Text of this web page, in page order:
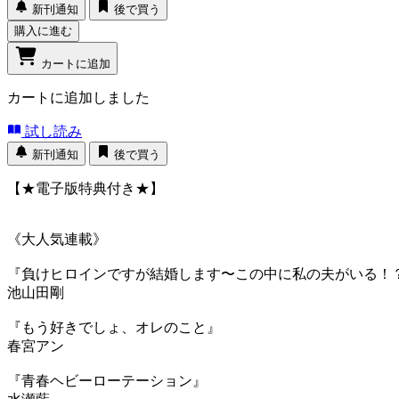
新刊通知
後で買う
購入に進む
カートに追加
カートに追加しました
試し読み
新刊通知 後で買う
【★電子版特典付き★】
《大人気連載》
『負けヒロインですが結婚します〜この中に私の夫がいる
池山田剛
『もう好きでしょ、オレのこと』
春宮アン
『青春ヘビーローテーション』